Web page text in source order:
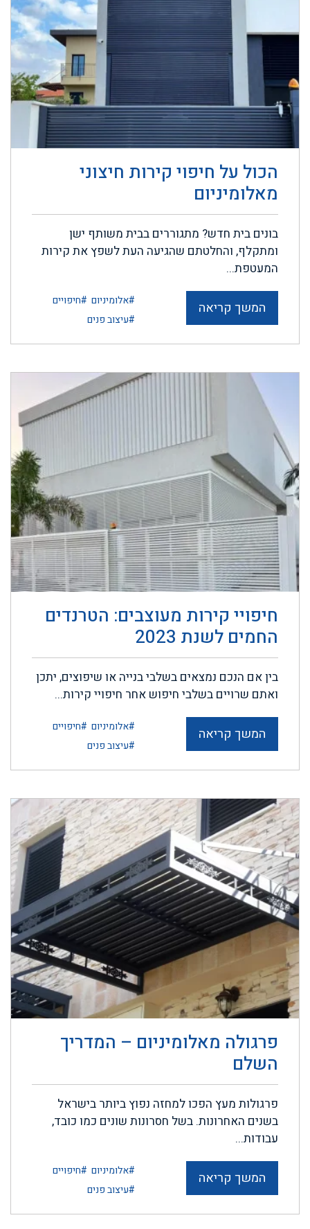
הכול על חיפוי קירות חיצוני
מאלומיניום
בונים בית חדש? מתגוררים בבית משותף ישן
ומתקלף, והחלטתם שהגיעה העת לשפץ את קירות
המעטפת...
המשך קריאה #אלומיניום #חיפויים
#עיצוב פנים
חיפויי קירות מעוצבים: הטרנדים
החמים לשנת 2023
בין אם הנכם נמצאים בשלבי בנייה או שיפוצים, יתכן
ואתם שרויים בשלבי חיפוש אחר חיפויי קירות...
המשך קריאה #אלומיניום #חיפויים
#עיצוב פנים
פרגולה מאלומיניום – המדריך
השלם
פרגולות מעץ הפכו למחזה נפוץ ביותר בישראל
בשנים האחרונות. בשל חסרונות שונים כמו כובד,
עבודות...
המשך קריאה #אלומיניום #חיפויים
#עיצוב פנים